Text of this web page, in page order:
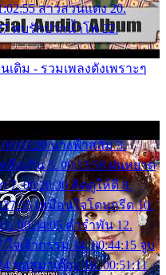
สาวสวนแตง 20.
พบรักปากน้ำโพ 22.
ม - รวมเพลงดังเพราะๆ
นางฟ้าสลัม 3.
ลือเกิน 5. 00:13:58 ฝนหยาด
7. 00:20:30 คิดดูให้ดี 8.
เหมือนใจโดนกรีด 10.
00:34:05 คำรำพัน 12.
ใจเจ้ากรรม 14. 00:44:15 จูบ
ขอสูมาเต๊อะ 16. 00:51:11